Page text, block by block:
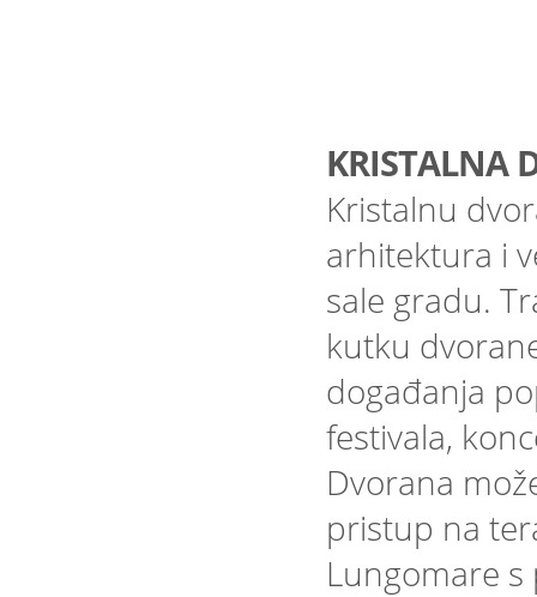
KRISTALNA
Kristalnu
arhitektura i
sale gradu.
kutku
događanja
festivala,
Dvorana
pristup na
Lungomare